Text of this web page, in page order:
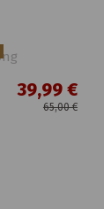
39,99 €
65,00 €